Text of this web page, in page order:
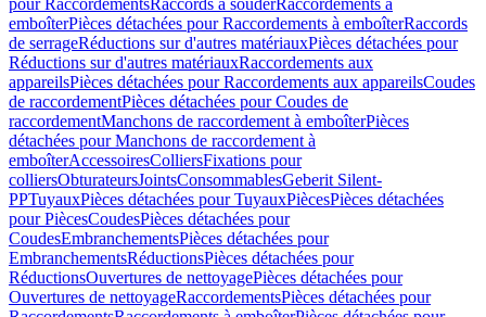
pour RaccordementsRaccords à souderRaccordements à
emboîterPièces détachées pour Raccordements à emboîterRaccords
de serrageRéductions sur d'autres matériauxPièces détachées pour
Réductions sur d'autres matériauxRaccordements aux
appareilsPièces détachées pour Raccordements aux appareilsCoudes
de raccordementPièces détachées pour Coudes de
raccordementManchons de raccordement à emboîterPièces
détachées pour Manchons de raccordement à
emboîterAccessoiresColliersFixations pour
colliersObturateursJointsConsommablesGeberit Silent-
PPTuyauxPièces détachées pour TuyauxPiècesPièces détachées
pour PiècesCoudesPièces détachées pour
CoudesEmbranchementsPièces détachées pour
EmbranchementsRéductionsPièces détachées pour
RéductionsOuvertures de nettoyagePièces détachées pour
Ouvertures de nettoyageRaccordementsPièces détachées pour